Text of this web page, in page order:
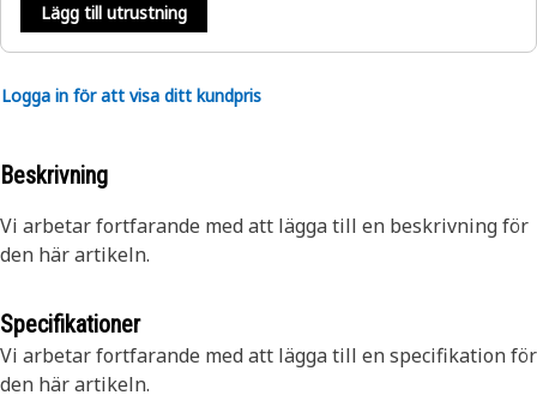
Lägg till utrustning
Logga in för att visa ditt kundpris
Beskrivning
Vi arbetar fortfarande med att lägga till en beskrivning för
den här artikeln.
Specifikationer
Vi arbetar fortfarande med att lägga till en specifikation för
den här artikeln.